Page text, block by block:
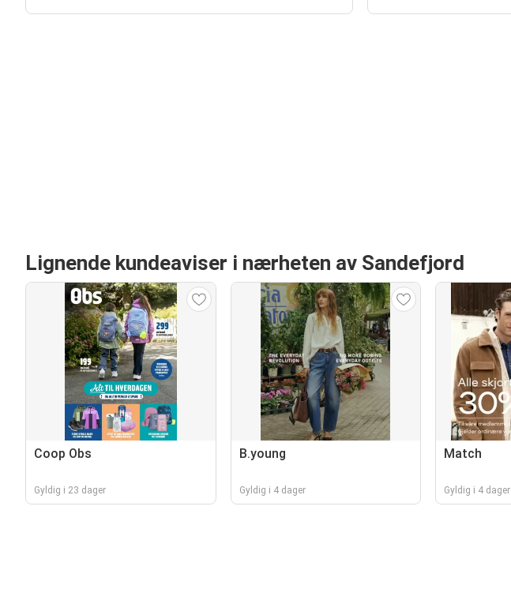
Lignende kundeaviser i nærheten av Sandefjord
Coop Obs
Gyldig i 23 dager
B.young
Gyldig i 4 dager
Match
Gyldig i 4 dager